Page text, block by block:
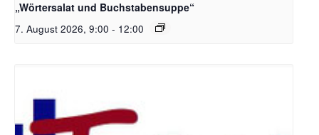
„Wörtersalat und Buchstabensuppe“
7. August 2026, 9:00 - 12:00